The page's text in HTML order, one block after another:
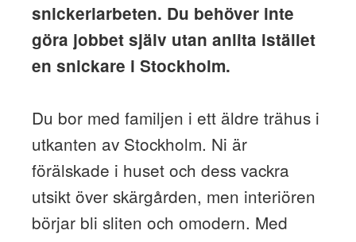
snickeriarbeten. Du behöver inte
göra jobbet själv utan anlita istället
en snickare i Stockholm.
Du bor med familjen i ett äldre trähus i
utkanten av Stockholm. Ni är
förälskade i huset och dess vackra
utsikt över skärgården, men interiören
börjar bli sliten och omodern. Med